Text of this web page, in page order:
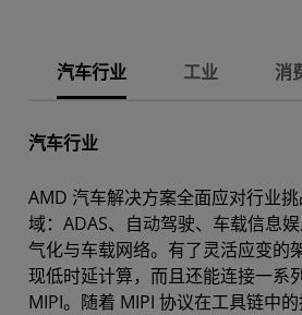
汽车行业 工业 消
汽车行业
AMD 汽车解决方案全面应对行业
域：ADAS、自动驾驶、车载信息
气化与车载网络。有了灵活应变的
现低时延计算，而且还能连接一系
MIPI。随着 MIPI 协议在工具链中